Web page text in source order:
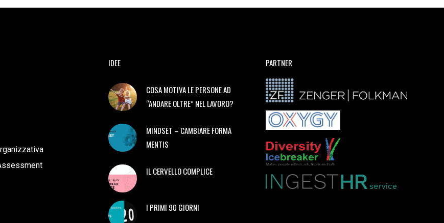
IDEE
COSA MOTIVA LE PERSONE AD
“ANDARE OLTRE” NEL LAVORO?
MINDSET – CAMBIARE FORMA
MENTIS
IL CERVELLO COMPLICE
I PRIMI 90 GIORNI
PARTNER